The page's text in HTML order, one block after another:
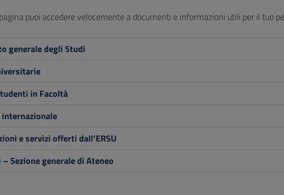
puoi accedere velocemente a documenti e informazioni utili per il tuo
generale degli Studi
in Facoltà
e servizi offerti dall’ERSU
Sezione generale di Ateneo